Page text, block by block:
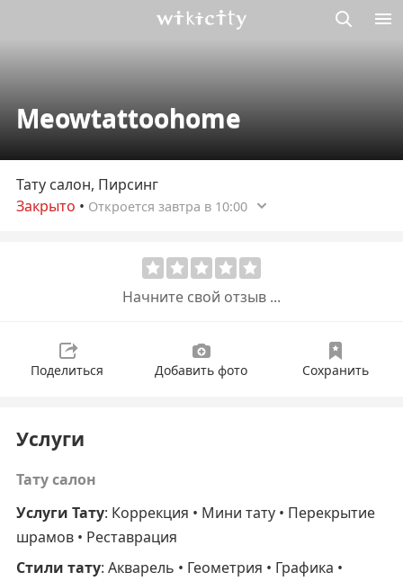
Meowtattoohome
Тату салон, Пирсинг
Закрыто • Откроется завтра в 10:00
Начните свой отзыв ...
Поделиться Добавить фото Сохранить
Услуги
Тату салон
Услуги Тату: Коррекция • Мини тату • Перекрытие
шрамов • Реставрация
Стили тату: Акварель • Геометрия • Графика •